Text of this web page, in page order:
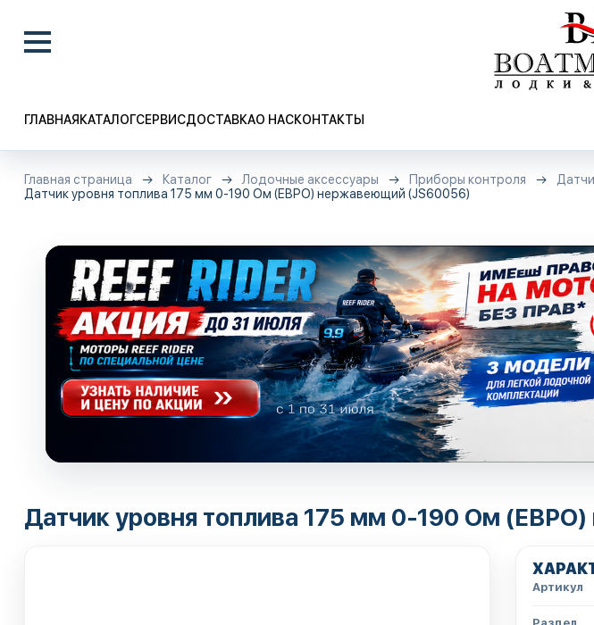
ГЛАВНАЯ КАТАЛОГСЕРВИСДОСТАВКАО НАСКОНТАКТЫ
Главная страница Каталог Лодочные аксессуары Приборы контроля
Датчик уровня топлива 175 мм 0-190 Ом (ЕВРО) нержавеющий (JS60056)
Датчик уровня топлива 175 мм 0-190 Ом
Артикул